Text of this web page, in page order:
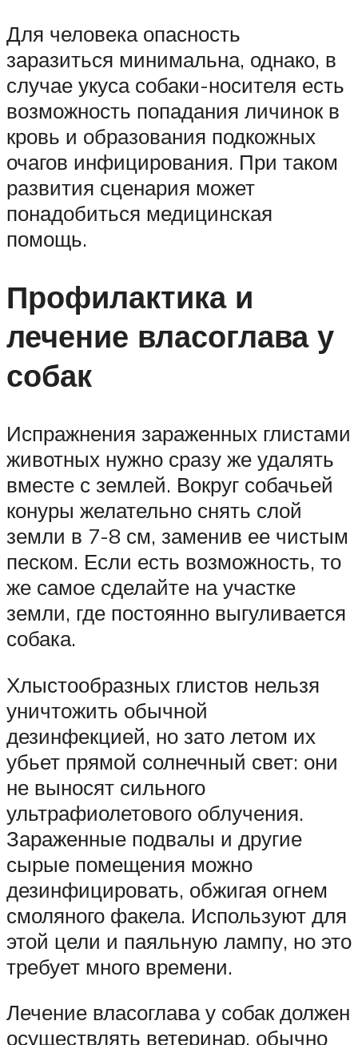
Для человека опасность
заразиться минимальна, однако, в
случае укуса собаки-носителя есть
возможность попадания личинок в
кровь и образования подкожных
очагов инфицирования. При таком
развития сценария может
понадобиться медицинская
помощь.
Профилактика и
лечение власоглава у
собак
Испражнения зараженных глистами
животных нужно сразу же удалять
вместе с землей. Вокруг собачьей
конуры желательно снять слой
земли в 7-8 см, заменив ее чистым
песком. Если есть возможность, то
же самое сделайте на участке
земли, где постоянно выгуливается
собака.
Хлыстообразных глистов нельзя
уничтожить обычной
дезинфекцией, но зато летом их
убьет прямой солнечный свет: они
не выносят сильного
ультрафиолетового облучения.
Зараженные подвалы и другие
сырые помещения можно
дезинфицировать, обжигая огнем
смоляного факела. Используют для
этой цели и паяльную лампу, но это
требует много времени.
Лечение власоглава у собак должен
осуществлять ветеринар, обычно